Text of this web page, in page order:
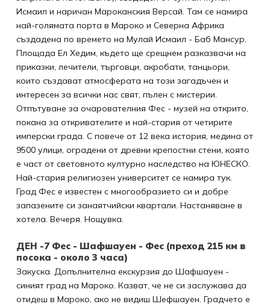
Исмаил и наричан Мароканския Версай. Там се намира
най-голямата порта в Мароко и Северна Африка
създадена по времето на Мулай Исмаил - Баб Мансур.
Площада Ел Хедим, където ще срещнем разказвачи на
приказки, лечители, търговци, акробати, танцьори,
които създават атмосферата на този загадъчен и
интересен за всички нас свят, пълен с мистерии.
Отпътуване за очарователния Фес - музей на открито,
покана за откривателите и най-стария от четирите
имперски града. С повече от 12 века история, медина от
9500 улици, оградени от древни крепостни стени, която
е част от световното културно наследство на ЮНЕСКО.
Най-стария религиозен университет се намира тук.
Град Фес е известен с многообразието си и добре
запазените си занаятчийски квартали. Настаняване в
хотела. Вечеря. Нощувка.
ДЕН -7 Фес - Шафшауен - Фес (преход 215 км в
посока - около 3 часа)
Закуска. Допълнителна екскурзия до Шафшауен -
синият град на Мароко. Казват, че не си заслужава да
отидеш в Мароко, ако не видиш Шефшауен. Градчето е